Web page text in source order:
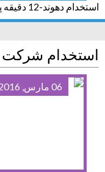
استخدام دهوند-12 دقیقه پیش کرمان نیوز خرم خبر
استخدام شرکت
06 مارس, 2016